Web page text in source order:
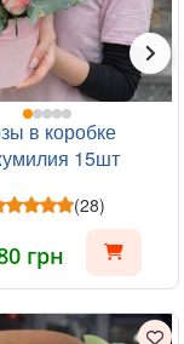
в коробке
15шт
(28)
грн